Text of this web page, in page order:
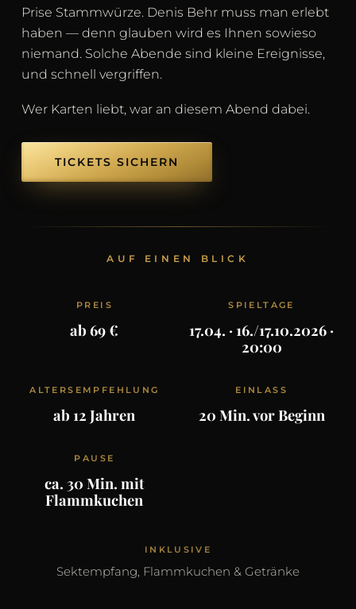
Prise Stammwürze. Denis Behr muss man erlebt
haben — denn glauben wird es Ihnen sowieso
niemand. Solche Abende sind kleine Ereignisse,
und schnell vergriffen.
Wer Karten liebt, war an diesem Abend dabei.
TICKETS SICHERN
AUF EINEN BLICK
PREIS
ab 69 €
SPIELTAGE
17.04. · 16./17.10.2026 ·
20:00
ALTERSEMPFEHLUNG
ab 12 Jahren
EINLASS
20 Min. vor Beginn
PAUSE
ca. 30 Min. mit
Flammkuchen
INKLUSIVE
Sektempfang, Flammkuchen & Getränke